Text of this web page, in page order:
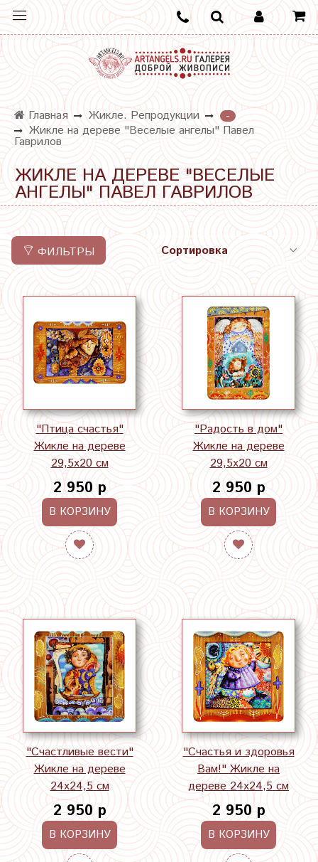
Главная Жикле. Репродукции
-
Жикле на дереве "Веселые ангелы" Павел
Гаврилов
ЖИКЛЕ НА ДЕРЕВЕ "ВЕСЕЛЫЕ
АНГЕЛЫ" ПАВЕЛ ГАВРИЛОВ
ФИЛЬТРЫ
"Птица счастья"
Жикле на дереве
29,5х20 см
2 950 р
В КОРЗИНУ
"Радость в дом"
Жикле на дереве
29,5х20 см
2 950 р
В КОРЗИНУ
"Счастливые вести"
Жикле на дереве
24х24,5 см
2 950 р
В КОРЗИНУ
"Счастья и здоровья
Вам!" Жикле на
дереве 24х24,5 см
2 950 р
В КОРЗИНУ